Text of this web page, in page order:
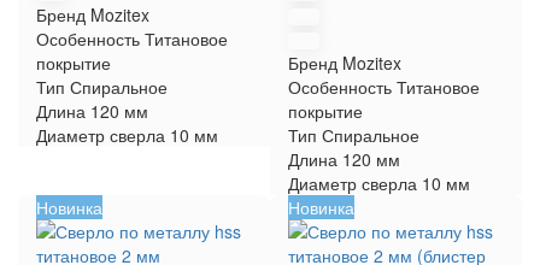
Бренд Mozitex
Особенность Титановое
покрытие
Тип Спиральное
Длина 120 мм
Диаметр сверла 10 мм
Бренд Mozitex
Особенность Титановое
покрытие
Тип Спиральное
Длина 120 мм
Диаметр сверла 10 мм
Новинка
Новинка